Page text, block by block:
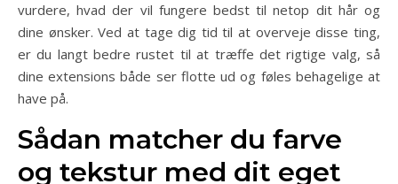
vurdere, hvad der vil fungere bedst til netop dit hår og
dine ønsker. Ved at tage dig tid til at overveje disse ting,
er du langt bedre rustet til at træffe det rigtige valg, så
dine extensions både ser flotte ud og føles behagelige at
have på.
Sådan matcher du farve
og tekstur med dit eget